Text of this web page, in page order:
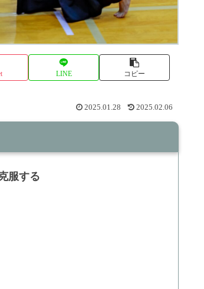
LINE コピー
2025.01.28 2025.02.06
服する